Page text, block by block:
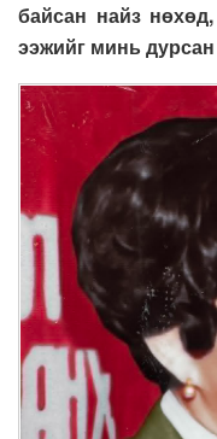
байсан найз
ээжийг минь дурсан